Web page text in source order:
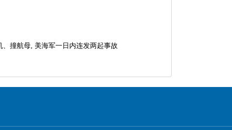
、撞航母, 美海军一日内连发两起事故